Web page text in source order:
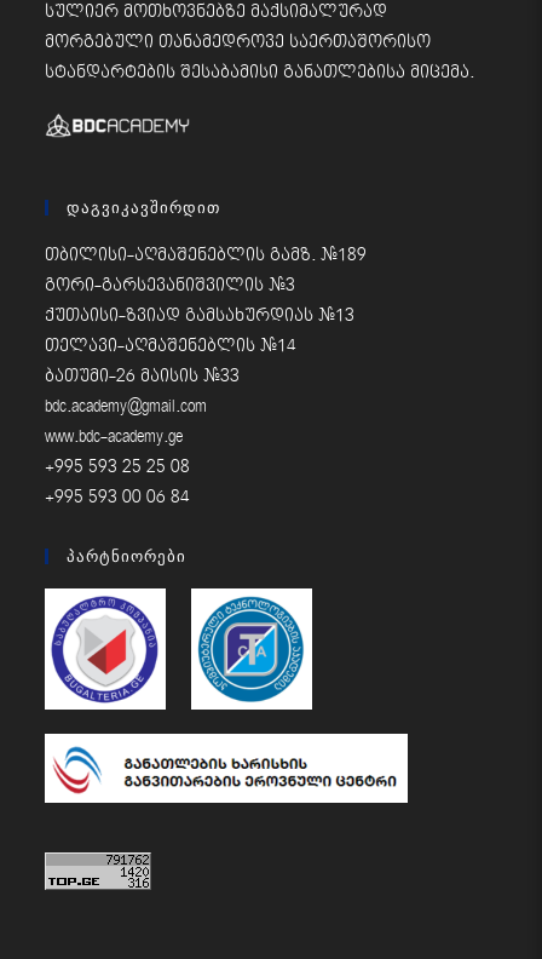
სულიერ მოთხოვნებზე მაქსიმალურად
მორგებული თანამედროვე საერთაშორისო
სტანდარტების შესაბამისი განათლებისა მიცემა.
Დაგვიკავშირდით
თბილისი-აღმაშენებლის გამზ. #189
გორი-გარსევანიშვილის #3
ქუთაისი-ზვიად გამსახურდიას #13
თელავი-აღმაშენებლის #14
ბათუმი-26 მაისის #33
bdc.academy@gmail.com
www.bdc-academy.ge
+995 593 25 25 08
+995 593 00 06 84
Პარტნიორები